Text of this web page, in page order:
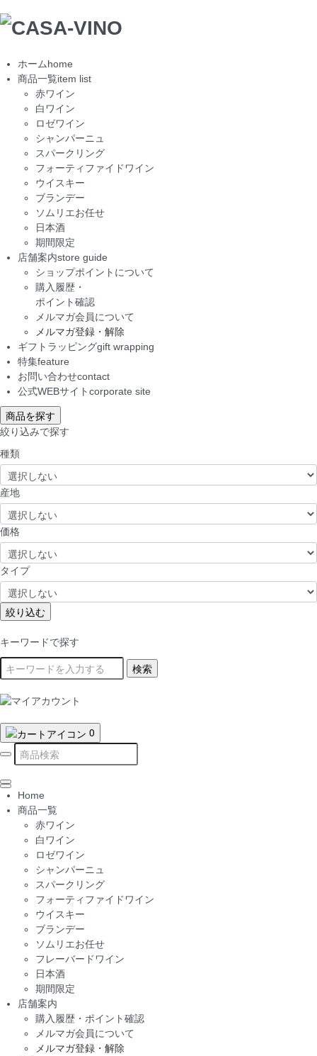
ホームhome
商品一覧item list
赤ワイン
白ワイン
ロゼワイン
シャンパーニュ
スパークリング
フォーティファイドワイン
ウイスキー
ブランデー
ソムリエお任せ
日本酒
期間限定
店舗案内store guide
ショップポイントについて
購入履歴・
ポイント確認
メルマガ会員について
メルマガ登録・解除
ギフトラッピングgift wrapping
特集feature
お問い合わせcontact
公式WEBサイトcorporate site
商品を探す
絞り込みで探す
種類
産地
価格
タイプ
絞り込む
キーワードで探す
検索
0
Home
商品一覧
赤ワイン
白ワイン
ロゼワイン
シャンパーニュ
スパークリング
フォーティファイドワイン
ウイスキー
ブランデー
ソムリエお任せ
フレーバードワイン
日本酒
期間限定
店舗案内
購入履歴・ポイント確認
メルマガ会員について
メルマガ登録・解除